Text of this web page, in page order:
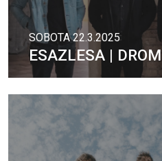
SOBOTA 22.3.2025
ESAZLESA | DROM